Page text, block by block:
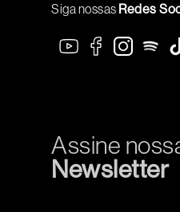
Siga nossas Redes
Assine
Newsletter